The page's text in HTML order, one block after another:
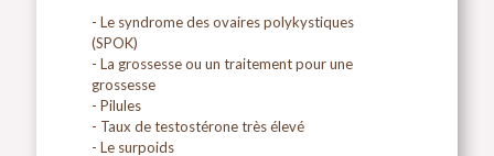
- Le syndrome des ovaires polykystiques
(SPOK)
- La grossesse ou un traitement pour une
grossesse
- Pilules
- Taux de testostérone très élevé
- Le surpoids